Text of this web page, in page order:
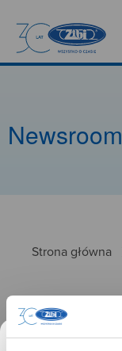
Newsroom
Strona główna
2957
26.09.2024